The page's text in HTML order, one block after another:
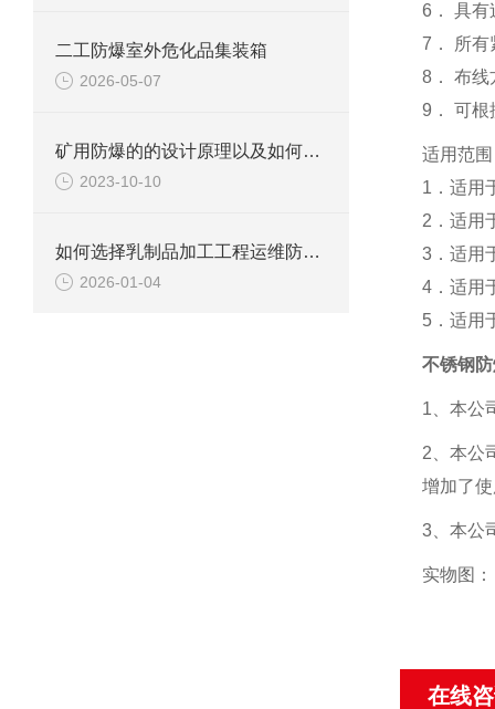
二工防爆室外危化品集装箱
2026-05-07
矿用防爆的的设计原理以及如何选择
2023-10-10
如何选择乳制品加工工程运维防爆区用防爆柜？
2026-01-04
6． 具有
7． 所有
8． 布线
9． 可根
适用范围
1．适用
2．适用
3．适用
4．适用
5．适用
不锈钢
1、本公
2、本公
增加了
3、本公
实物图：
在线